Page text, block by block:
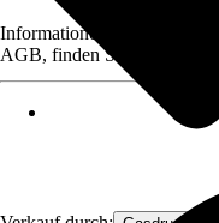
Informationen des
AGB, finden Sie bei Klick